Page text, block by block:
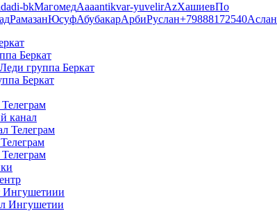
dadi-bkМагомедАааantikvar-yuvelirАzХашиевПо
РамазанЮсуфАбубакарАрбиРуслан+79888172540Аслан
Беркат
группа Беркат
Беркат
канал
Телеграм
Ингушетиии
Ингушетии